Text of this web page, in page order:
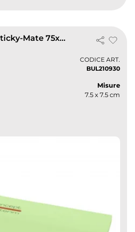
Foglietti adesivi Sticky-Mate 75x75
CODICE ART.
BUL210930
Misure
7.5 x 7.5 cm